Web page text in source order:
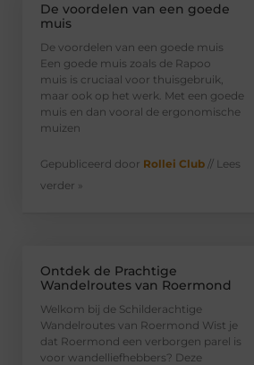
De voordelen van een goede
muis
De voordelen van een goede muis
Een goede muis zoals de Rapoo
muis is cruciaal voor thuisgebruik,
maar ook op het werk. Met een goede
muis en dan vooral de ergonomische
muizen
Gepubliceerd door Rollei Club // Lees
verder »
Ontdek de Prachtige
Wandelroutes van Roermond
Welkom bij de Schilderachtige
Wandelroutes van Roermond Wist je
dat Roermond een verborgen parel is
voor wandelliefhebbers? Deze